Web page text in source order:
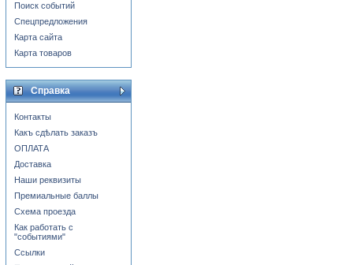
Поиск событий
Спецпредложения
Карта сайта
Карта товаров
Справка
Контакты
Какъ сдѣлать заказъ
ОПЛАТА
Доставка
Наши реквизиты
Премиальные баллы
Схема проезда
Как работать с
"событиями"
Ссылки